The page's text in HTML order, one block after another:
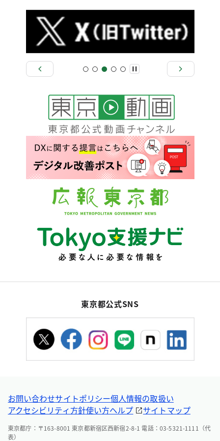
東京都公式SNS
お問い合わせサイトポリシー個人情報の取扱い
アクセシビリティ方針使い方ヘルプ サイトマップ
東京都庁：〒163-8001 東京都新宿区西新宿2-8-1 電話：03-5321-1111（代
表）